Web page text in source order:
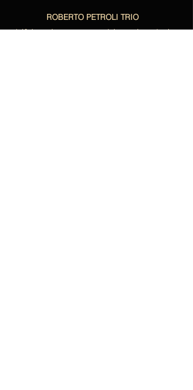
ROBERTO PETROLI TRIO
Vielfalt und Gegensätze zeichnen das Trio des